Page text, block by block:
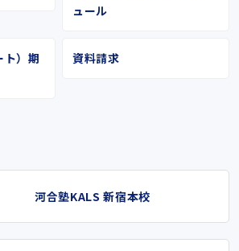
ュール
ト）期
資料請求
河合塾KALS 新宿本校